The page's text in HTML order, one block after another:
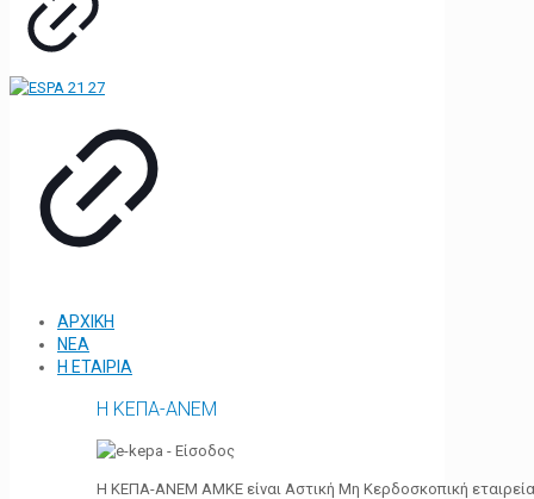
ΑΡΧΙΚΗ
ΝΕΑ
Η ΕΤΑΙΡΙΑ
Η ΚΕΠΑ-ΑΝΕΜ
Η ΚΕΠΑ-ΑΝΕΜ ΑΜΚΕ είναι Αστική Μη Κερδοσκοπική